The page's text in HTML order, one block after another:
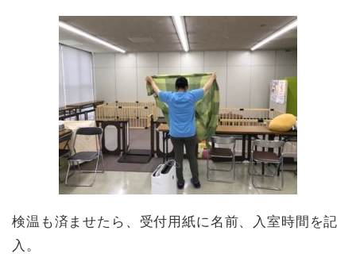
検温も済ませたら、受付用紙に名前、入室時間を記
入。